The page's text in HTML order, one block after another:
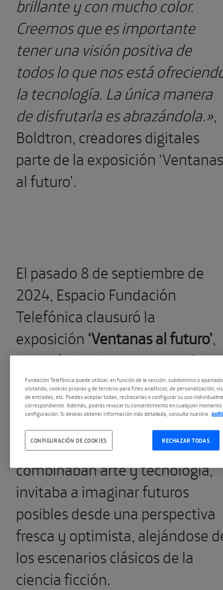
brillante y con mucho color.
Creemos que es importante
tener una visión positiva de
todos lo que nos está
la tecnología. La única manera
de disfrutarla es abrazándola.»,
Boldtron, creadores digitales
parte de la exposición ‘Ventanas
al futuro’.
El pasado 8 de septiembre de
2024, Espacio Fundación
Telefónica clausuró la
exposición ‘Ventanas al futuro’,
después de siete meses en los
que80.828visitantes pudieron
disfrutarla. Esta muestra, que
contó con seis grandes
instalaciones audiovisuales que
combinaban arte y tecnología,
invitaba a imaginar futuros
posibles desde una perspectiva
fresca y optimista, alejándose
los escenarios clásicos de la
ciencia ficción.
Fundación Telefónica puede utilizar, en función de la sección, subdominio o
visitando, cookies propias y de terceros para fines analíticos, de personalización,
de entradas, etc. Puedes aceptar todas, rechazarlas o configurar su uso
correspondiente. Además, podrás revocar tu consentimiento en cualquier momento
configuración. Si deseas obtener información más detallada, consulta nuestra
RECHAZAR TODAS
CONFIGURACIÓN DE COOKIES